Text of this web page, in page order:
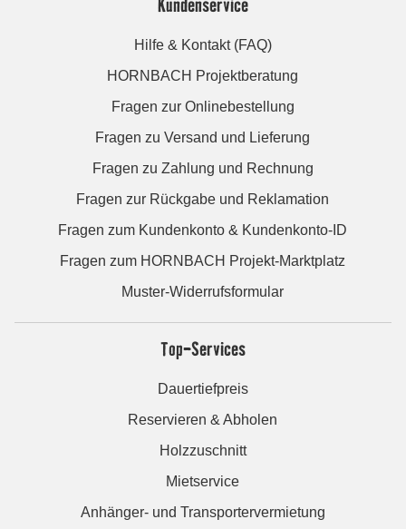
Hilfe & Kontakt (FAQ)
HORNBACH Projektberatung
Fragen zur Onlinebestellung
Fragen zu Versand und Lieferung
Fragen zu Zahlung und Rechnung
Fragen zur Rückgabe und Reklamation
Fragen zum Kundenkonto & Kundenkonto-ID
Fragen zum HORNBACH Projekt-Marktplatz
Muster-Widerrufsformular
Top-Services
Dauertiefpreis
Reservieren & Abholen
Holzzuschnitt
Mietservice
Anhänger- und Transportervermietung